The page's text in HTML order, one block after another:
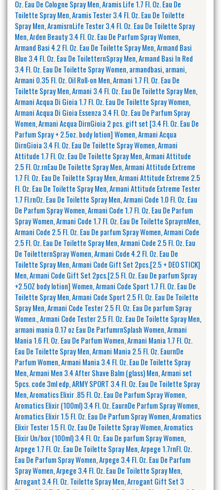
Oz. Eau De Cologne Spray Men,Aramis Life 1.7 Fl. Oz. Eau De
Toilette Spray Men,Aramis Tester 3.4 Fl. Oz. Eau De Toilette
Spray Men,AramisrnLife Tester 3.4 Fl. Oz. Eau De Toilette Spray
Men,Arden Beauty 3.4 Fl. Oz. Eau De Parfum Spray Women,
Armand Basi 4.2 Fl. Oz. Eau De Toilette Spray Men,Armand Basi
Blue 3.4 Fl. Oz. Eau De ToiletternSpray Men,Armand Basi In Red
3.4 Fl. Oz. Eau De Toilette Spray Women,armandbasi,armani,
Armani 0.35 Fl. Oz. Oil Roll-on Men,Armani 1.7 Fl. Oz. Eau De
Toilette Spray Men,Armani 3.4 Fl. Oz. Eau De Toilette Spray Men,
Armani Acqua Di Gioia 1.7 Fl. Oz. Eau De Toilette Spray Women,
Armani Acqua Di Gioia Essenza 3.4 Fl. Oz. Eau De Parfum Spray
Women,Armani Acqua DirnGioia 2 pcs. gift set [3.4 Fl. Oz. Eau De
Parfum Spray + 2.5oz. body lotion] Women,Armani Acqua
DirnGioia 3.4 Fl. Oz. Eau De Toilette Spray Women,Armani
Attitude 1.7 Fl. Oz. Eau De Toilette Spray Men,Armani Attitude
2.5 Fl. Oz.rnEau De Toilette Spray Men,Armani Attitude Extreme
1.7 Fl. Oz. Eau De Toilette Spray Men,Armani Attitude Extreme 2.5
Fl. Oz. Eau De Toilette Spray Men,Armani Attitude Extreme Tester
1.7 Fl.rnOz. Eau De Toilette Spray Men,Armani Code 1.0 Fl. Oz. Eau
De Parfum Spray Women,Armani Code 1.7 Fl. Oz. Eau De Parfum
Spray Women,Armani Code 1.7 Fl. Oz. Eau De Toilette SprayrnMen,
Armani Code 2.5 Fl. Oz. Eau De parfum Spray Women,Armani Code
2.5 Fl. Oz. Eau De Toilette Spray Men,Armani Code 2.5 Fl. Oz. Eau
De ToiletternSpray Women,Armani Code 4.2 Fl. Oz. Eau De
Toilette Spray Men,Armani Code Gift Set 2pcs.[2.5 + DEO STICK]
Men,Armani Code Gift Set 2pcs.[2.5 Fl. Oz. Eau De parfum Spray
+2.5OZ body lotion] Women,Armani Code Sport 1.7 Fl. Oz. Eau De
Toilette Spray Men,Armani Code Sport 2.5 Fl. Oz. Eau De Toilette
Spray Men,Armani Code Tester 2.5 Fl. Oz. Eau De parfum Spray
Women.,Armani Code Tester 2.5 Fl. Oz. Eau De Toilette Spray Men,
armani mania 0.17 oz Eau De ParfumrnSplash Women,Armani
Mania 1.6 Fl. Oz. Eau De Parfum Women,Armani Mania 1.7 Fl. Oz.
Eau De Toilette Spray Men,Armani Mania 2.5 Fl. Oz. EaurnDe
Parfum Women,Armani Mania 3.4 Fl. Oz. Eau De Toilette Spray
Men,Armani Men 3.4 After Shave Balm (glass) Men,Armani set
5pcs. code 3ml edp,ARMY SPORT 3.4 Fl. Oz. Eau De Toilette Spray
Men,Aromatics Elixir .85 Fl. Oz. Eau De Parfum Spray Women,
Aromatics Elixir (100ml) 3.4 Fl. Oz. EaurnDe Parfum Spray Women,
Aromatics Elixir 1.5 Fl. Oz. Eau De Parfum Spray Women,Aromatics
Elixir Tester 1.5 Fl. Oz. Eau De Toilette Spray Women,Aromatics
Elixir Un/box (100ml) 3.4 Fl. Oz. Eau De parfum Spray Women,
Arpege 1.7 Fl. Oz. Eau De Toilette Spray Men,Arpege 1.7rnFl. Oz.
Eau De Parfum Spray Women,Arpege 3.4 Fl. Oz. Eau De Parfum
Spray Women,Arpege 3.4 Fl. Oz. Eau De Toilette Spray Men,
Arrogant 3.4 Fl. Oz. Toilette Spray Men,Arrogant Gift Set 3